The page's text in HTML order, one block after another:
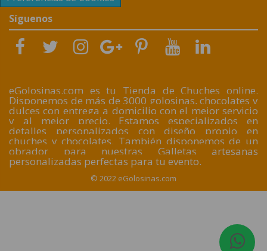
Síguenos
eGolosinas.com es tu Tienda de Chuches online.
Disponemos de más de 3000 golosinas, chocolates y
dulces con entrega a domicilio con el mejor servicio
y al mejor precio. Estamos especializados en
detalles personalizados con diseño propio en
chuches y chocolates. También disponemos de un
obrador para nuestras Galletas artesanas
personalizadas perfectas para tu evento.
© 2022 eGolosinas.com